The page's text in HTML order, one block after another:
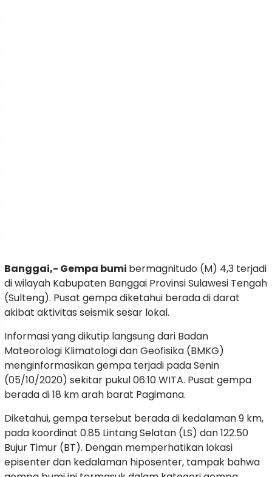
Banggai,- Gempa bumi bermagnitudo (M) 4,3 terjadi
di wilayah Kabupaten Banggai Provinsi Sulawesi Tengah
(Sulteng). Pusat gempa diketahui berada di darat
akibat aktivitas seismik sesar lokal.
Informasi yang dikutip langsung dari Badan
Mateorologi Klimatologi dan Geofisika (BMKG)
menginformasikan gempa terjadi pada Senin
(05/10/2020) sekitar pukul 06:10 WITA. Pusat gempa
berada di 18 km arah barat Pagimana.
Diketahui, gempa tersebut berada di kedalaman 9 km,
pada koordinat 0.85 Lintang Selatan (LS) dan 122.50
Bujur Timur (BT). Dengan memperhatikan lokasi
episenter dan kedalaman hiposenter, tampak bahwa